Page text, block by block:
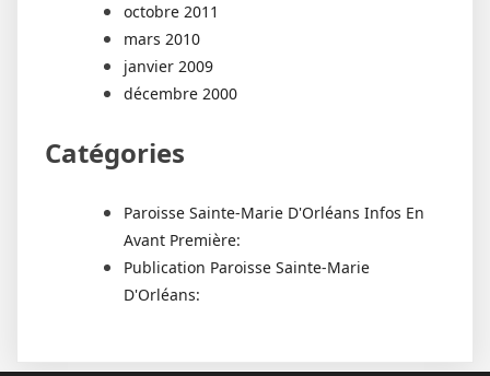
octobre 2011
mars 2010
janvier 2009
décembre 2000
Catégories
Paroisse Sainte-Marie D'Orléans Infos En
Avant Première:
Publication Paroisse Sainte-Marie
D'Orléans: